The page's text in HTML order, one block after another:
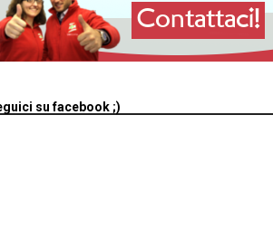
su facebook ;)